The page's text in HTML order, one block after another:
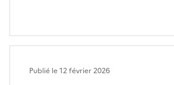
Publié le12 février 2026